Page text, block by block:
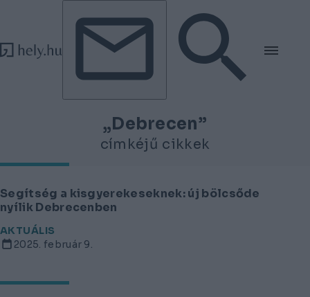
Tovább a tartalomhoz
Tovább a lábléchez
„Debrecen”
címkéjű cikkek
Segítség a kisgyerekeseknek: új bölcsőde
nyílik Debrecenben
AKTUÁLIS
2025. február 9.